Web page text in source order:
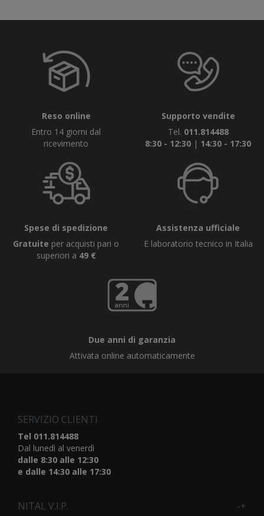
Reso online
Entro 14 giorni dal
ricevimento
Supporto vendite
Tel. 011.814488
8:30 - 12:30 | 14:30 - 17:30
Spese di spedizione
Gratuite per acquisti pari o
superiori a 49 €
Assistenza ufficiale
E laboratorio tecnico in Italia
Due anni di garanzia
Attivata online automaticamente
SERVIZIO CLIENTI
Tel 011.814488
Dal lunedì al venerdì
dalle 8:30 alle 12:30
e dalle 14:30 alle 17:30
NITAL V.I.P. +
-